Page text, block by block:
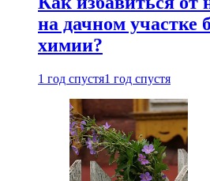
на дачном участке
химии?
1 год спустя1 год спустя